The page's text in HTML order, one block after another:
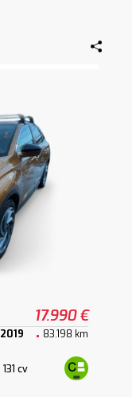
17.990 €
2019 83.198 km
131 cv